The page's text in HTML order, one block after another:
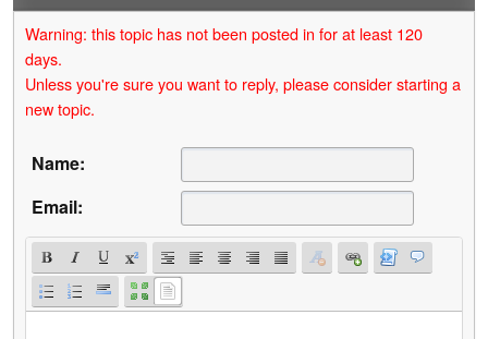
Warning: this topic has not been posted in for at least 120
days.
Unless you're sure you want to reply, please consider starting a
new topic.
Name:
Email: